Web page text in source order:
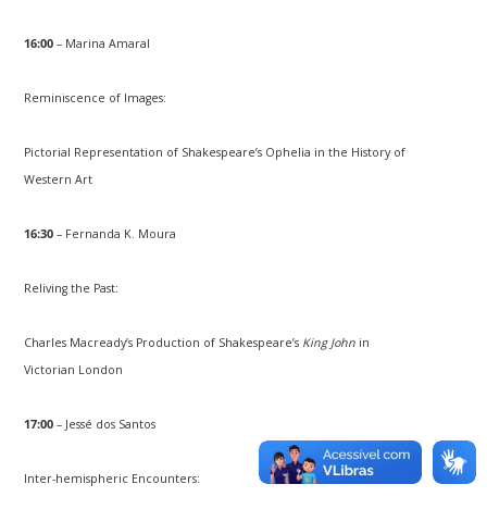
16:00 – Marina Amaral
Reminiscence of Images:
Pictorial Representation of Shakespeare’s Ophelia in the History of
Western Art
16:30 – Fernanda K. Moura
Reliving the Past:
Charles Macready’s Production of Shakespeare’s King John in
Victorian London
17:00 – Jessé dos Santos
Inter-hemispheric Encounters: